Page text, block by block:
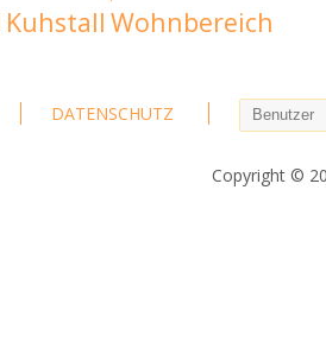
Kuhstall Wohnbereich
DATENSCHUTZ
Copyright ©